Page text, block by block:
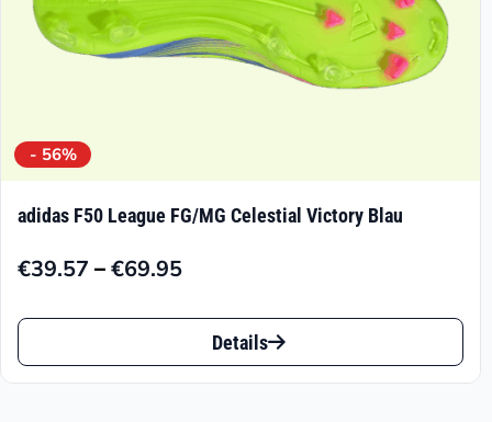
gewählt
werden
- 56%
adidas F50 League FG/MG Celestial Victory Blau
€39.57 –€69.95
Preisspanne:
€39.57
€69.95
Dieses
Produkt
Details